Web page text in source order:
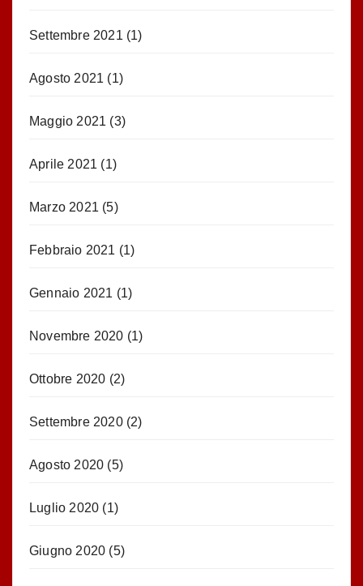
Settembre 2021 (1)
Agosto 2021 (1)
Maggio 2021 (3)
Aprile 2021 (1)
Marzo 2021 (5)
Febbraio 2021 (1)
Gennaio 2021 (1)
Novembre 2020 (1)
Ottobre 2020 (2)
Settembre 2020(2)
Agosto 2020 (5)
Luglio 2020 (1)
Giugno 2020 (5)